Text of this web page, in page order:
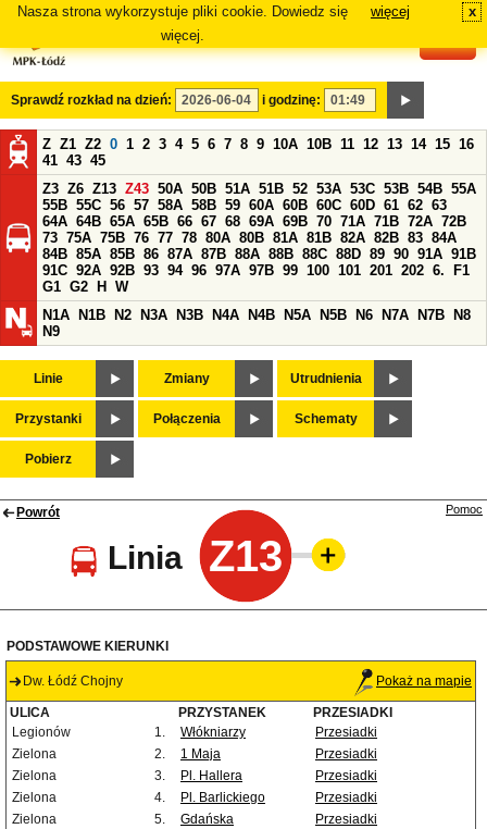
Nasza strona wykorzystuje pliki cookie. Dowiedz się
więcej.
więcej x
Sprawdź rozkład na dzień: i godzinę:
Z Z1 Z2 0 1 2 3 4 5 6 7 8 9 10A 10B 11 12 13 14 15 16
41 43 45
Z3 Z6 Z13 Z43 50A 50B 51A 51B 52 53A 53C 53B 54B 55A
55B 55C 56 57 58A 58B 59 60A 60B 60C 60D 61 62 63
64A 64B 65A 65B 66 67 68 69A 69B 70 71A 71B 72A 72B
73 75A 75B 76 77 78 80A 80B 81A 81B 82A 82B 83 84A
84B 85A 85B 86 87A 87B 88A 88B 88C 88D 89 90 91A 91B
91C 92A 92B 93 94 96 97A 97B 99 100 101 201 202 6.
F1
G1 G2 H
W
N1A
N1B N2 N3A N3B N4A N4B N5A N5B N6 N7A N7B
N8
N9
Linie Zmiany Utrudnienia
Przystanki Połączenia Schematy
Pobierz
Powrót
Linia Z13
Pomoc
PODSTAWOWE KIERUNKI
Dw. Łódź Chojny Pokaż na mapie
ULICA PRZYSTANEK
PRZESIADKI
Legionów
1. Włókniarzy
Przesiadki
Zielona
2. 1 Maja
Przesiadki
Zielona
3. Pl. Hallera
Przesiadki
Zielona
4. Pl. Barlickiego
Przesiadki
Zielona
5. Gdańska
Przesiadki